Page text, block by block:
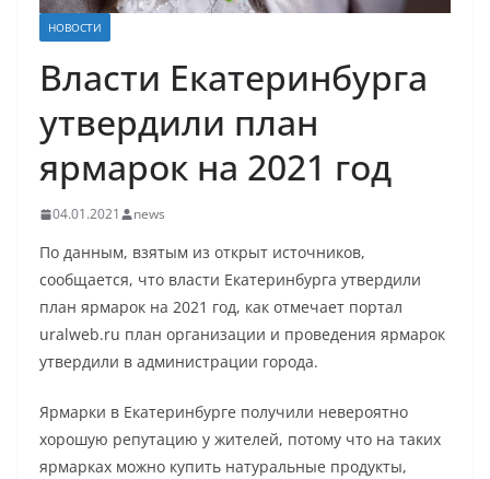
НОВОСТИ
Власти Екатеринбурга
утвердили план
ярмарок на 2021 год
04.01.2021 news
По данным, взятым из открыт источников,
сообщается, что власти Екатеринбурга утвердили
план ярмарок на 2021 год, как отмечает портал
uralweb.ru план организации и проведения ярмарок
утвердили в администрации города.
Ярмарки в Екатеринбурге получили невероятно
хорошую репутацию у жителей, потому что на таких
ярмарках можно купить натуральные продукты,